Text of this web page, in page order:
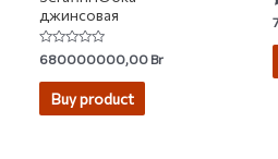
джинсовая
Rated
0
out
680000000,00Br
Buy product